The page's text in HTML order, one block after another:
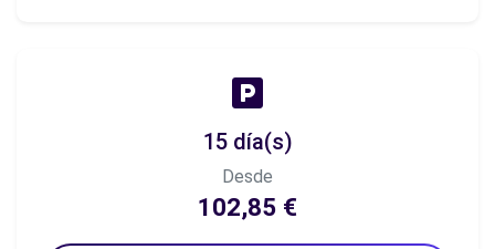
15 día(s)
Desde
102,85 €